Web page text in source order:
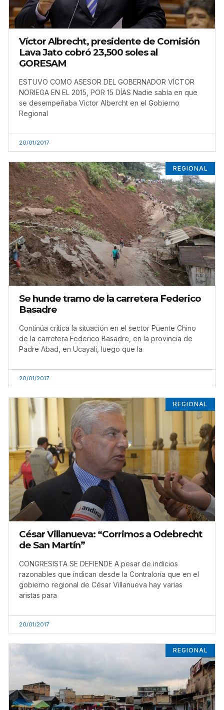
Víctor Albrecht, presidente de Comisión
Lava Jato cobró 23,500 soles al
GORESAM
ESTUVO COMO ASESOR DEL GOBERNADOR VÍCTOR
NORIEGA EN EL 2015, POR 15 DÍAS Nadie sabía en que
se desempeñaba Victor Albercht en el Gobierno
Regional
20/01/2017
REGIONAL
Se hunde tramo de la carretera Federico
Basadre
Continúa crítica la situación en el sector Puente Chino
de la carretera Federico Basadre, en la provincia de
Padre Abad, en Ucayali, luego que la
20/01/2017
REGIONAL
César Villanueva: “Corrimos a Odebrecht
de San Martín”
CONGRESISTA SE DEFIENDE A pesar de indicios
razonables que indican desde la Contraloría que en el
gobierno regional de César Villanueva hay varias
aristas para
20/01/2017
REGIONAL